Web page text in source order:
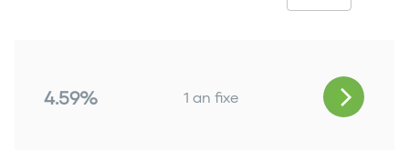
4.59% 1 an fixe